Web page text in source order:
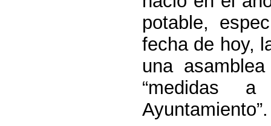
potable,
fecha de hoy,
una
“medidas
Ayuntamiento”.